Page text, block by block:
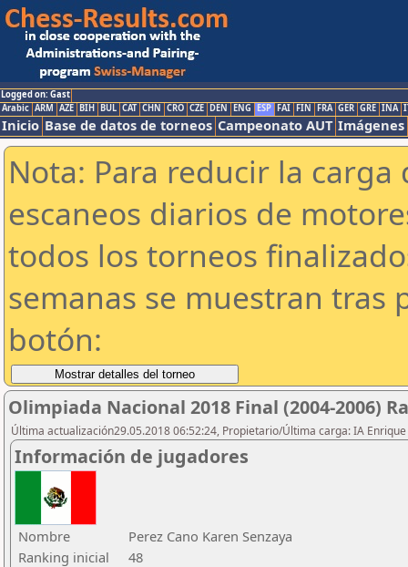
Logged on: Gast
Arabic ARM AZE BIH BUL CAT CHN CRO CZE DEN ENG ESP FAI FIN FRA GER GRE INA
Inicio Base de datos de torneos Campeonato AUT Imágenes
Nota: Para reducir la
escaneos diarios de
todos los torneos
semanas se muestran tras
botón:
Olimpiada Nacional 2018 Final (2004-2006)
Última actualización29.05.2018 06:52:24, Propietario/Última carga: IA
Información de jugadores
Nombre
Perez Cano Karen Senzaya
Ranking inicial
48